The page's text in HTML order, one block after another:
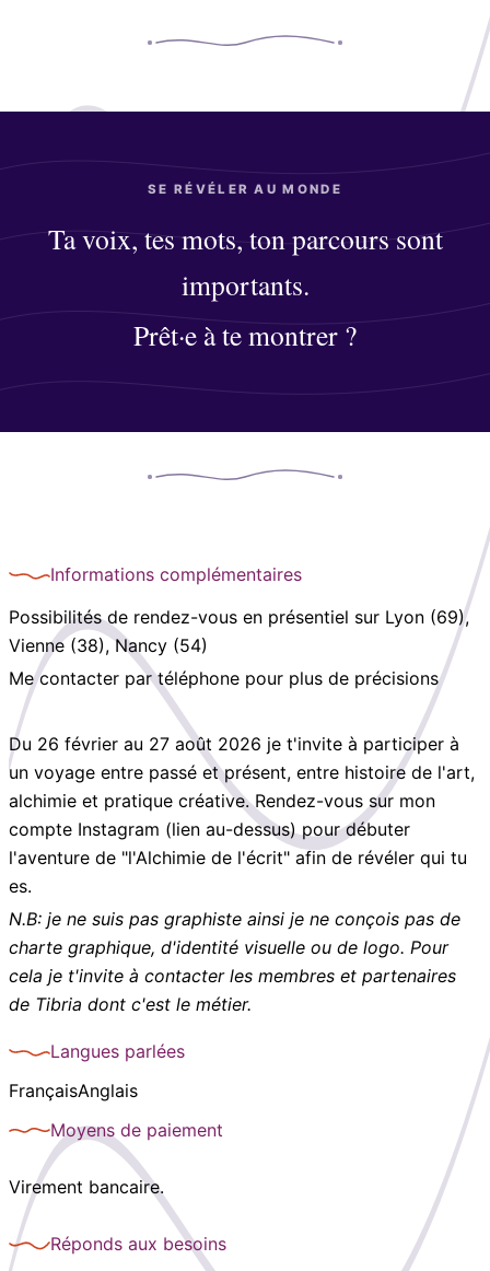
SE RÉVÉLER AU MONDE
Ta voix, tes mots, ton parcours sont
importants.
Prêt·e à te montrer ?
Informations complémentaires
Possibilités de rendez-vous en présentiel sur Lyon (69),
Vienne (38), Nancy (54)
Me contacter par téléphone pour plus de précisions
Du 26 février au 27 août 2026 je t'invite à participer à
un voyage entre passé et présent, entre histoire de l'art,
alchimie et pratique créative. Rendez-vous sur mon
compte Instagram (lien au-dessus) pour débuter
l'aventure de "l'Alchimie de l'écrit" afin de révéler qui tu
es.
N.B: je ne suis pas graphiste ainsi je ne conçois pas de
charte graphique, d'identité visuelle ou de logo. Pour
cela je t'invite à contacter les membres et partenaires
de Tibria dont c'est le métier.
Langues parlées
FrançaisAnglais
Moyens de paiement
Virement bancaire.
Réponds aux besoins